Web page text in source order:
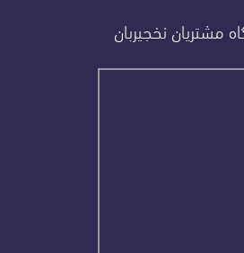
مشتریان نخجیربان